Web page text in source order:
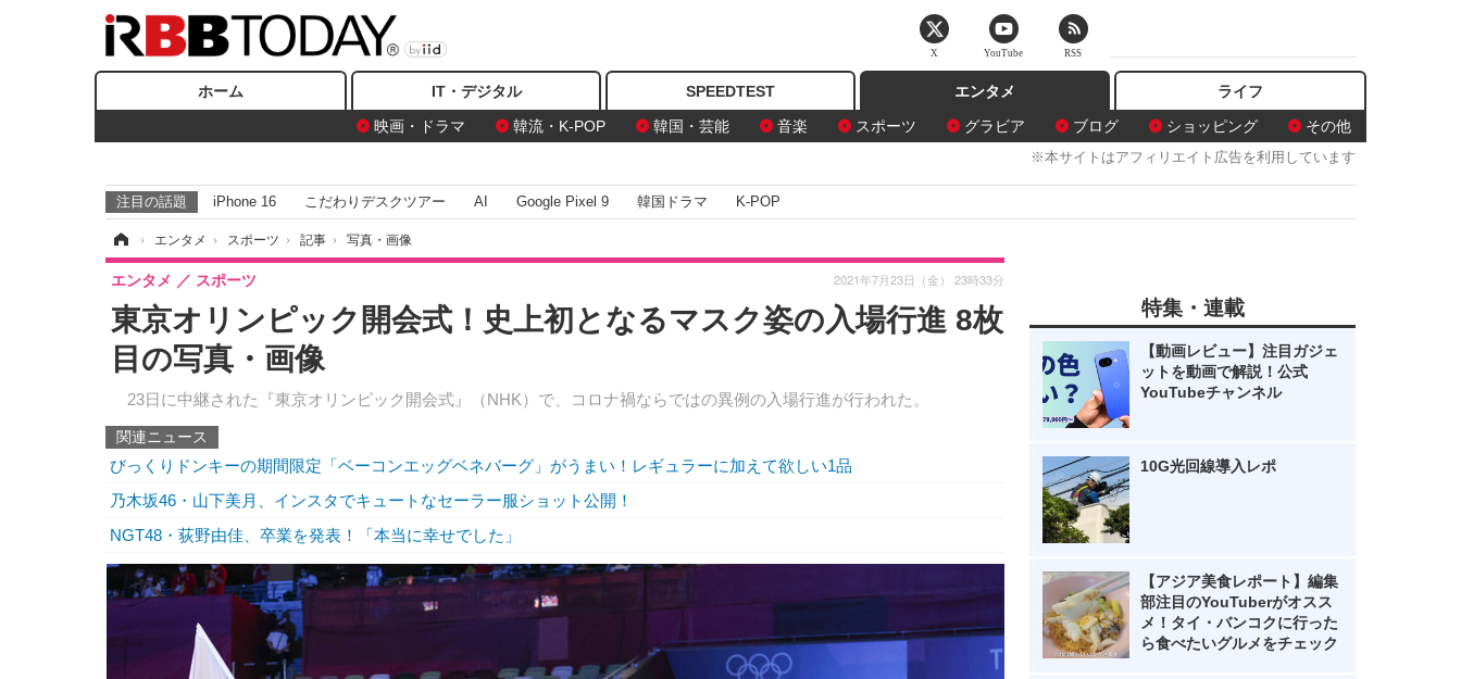
ホーム IT・デジタル SPEEDTEST
エンタメ
映画・ドラマ
韓流・K-POP 韓国・芸能 音楽 スポーツ グラビア ブログ ショッピング その他
ライフ
※本サイトはアフィリエイト広告を利用しています
注目の話題 iPhone 16 こだわりデスクツアー AI Google Pixel 9 韓国ドラマ K-POP
› エンタメ › スポーツ › 記事 › 写真・画像
東京オリンピック開会式！史上初となるマスク姿の入場行進 8枚
目の写真・画像
23日に中継された『東京オリンピック開会式』（NHK）で、コロナ禍ならではの異例の入場行進が行われた。
エンタメ スポーツ 2021年7月23日（金） 23時33分
関連ニュース
びっくりドンキーの期間限定「ベーコンエッグベネバーグ」がうまい！レギュラーに加えて欲しい1品
乃木坂46・山下美月、インスタでキュートなセーラー服ショット公開！
NGT48・荻野由佳、卒業を発表！「本当に幸せでした」
特集・連載
【動画レビュー】注目ガジェ
ットを動画で解説！公式
YouTubeチャンネル
10G光回線導入レポ
【アジア美食レポート】編集
部注目のYouTuberがオスス
メ！タイ・バンコクに行った
ら食べたいグルメをチェック
X YouTube RSS